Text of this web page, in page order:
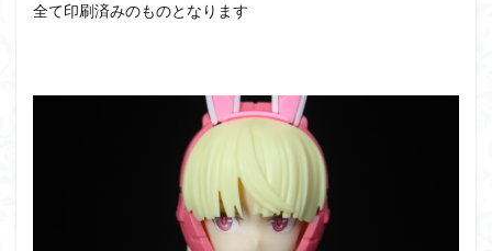
全て印刷済みのものとなります